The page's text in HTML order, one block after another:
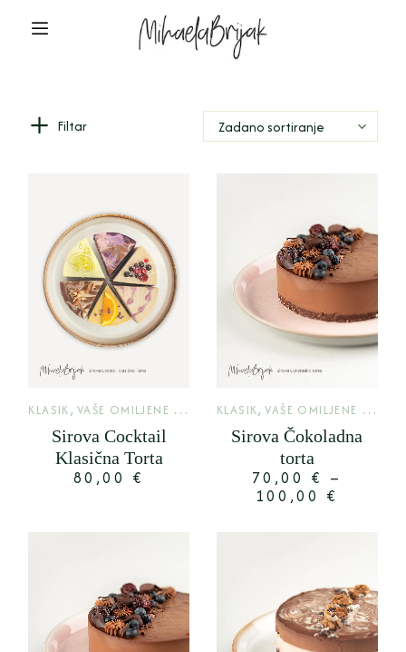
Filtar Zadano sortiranje
KLASIK, VAŠE OMILJENE TORTE
Sirova Cocktail
Klasična Torta
80,00 €
KLASIK,VAŠE OMILJENE TORTE
Sirova Čokoladna
torta
70,00 € –
100,00 €